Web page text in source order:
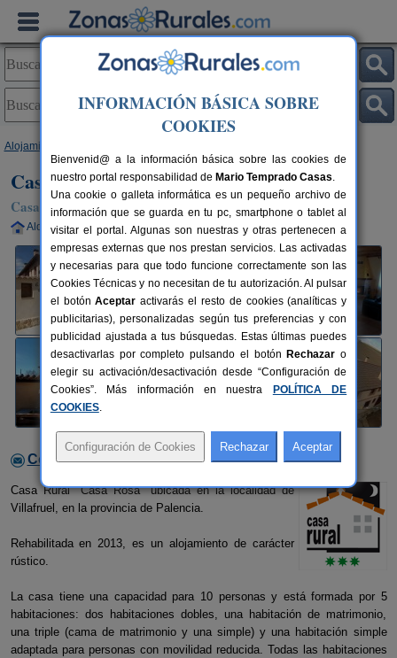
Alojamientos
Casa Rosa
Casa Rural en Villafruel (Palencia)
Alquiler completo 10+2 plazas 69 km de Palencia
Contactar con el alojamiento
Casa Rural "Casa Rosa" ubicada en la localidad de
Villafruel, en la provincia de Palencia.
Rehabilitada en 2013, es un alojamiento de carácter
rústico.
La casa tiene una capacidad para 10 personas y está formada por 5
habitaciones: dos habitaciones dobles, una habitación de matrimonio,
una triple (cama de matrimonio y una simple) y una habitación simple
adaptada para personas con movilidad reducida. Todas las habitaciones
INFORMACIÓN BÁSICA SOBRE
COOKIES
Bienvenid@ a la información básica sobre las cookies de
nuestro portal responsabilidad de Mario Temprado Casas.
Una cookie o galleta informática es un pequeño archivo de
información que se guarda en tu pc, smartphone o tablet al
visitar el portal. Algunas son nuestras y otras pertenecen a
empresas externas que nos prestan servicios. Las activadas
y necesarias para que todo funcione correctamente son las
Cookies Técnicas y no necesitan de tu autorización. Al pulsar
el botónAceptar activarás el resto de cookies (analíticas y
publicitarias), personalizadas según tus preferencias y con
publicidad ajustada a tus búsquedas. Estas últimas puedes
desactivarlas por completo pulsando el botón Rechazar o
elegir su activación/desactivación desde “Configuración de
Cookies”. Más información en nuestra
POLÍTICA DE
COOKIES.